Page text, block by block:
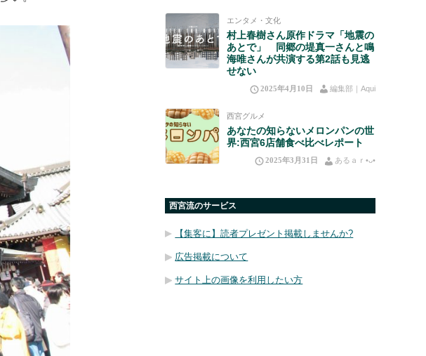
エンタメ・文化
村上春樹さん原作ドラマ「地震の
あとで」 同郷の堤真一さんと鳴
海唯さんが共演する第2話も見逃
せない
2025年4月10日 編集部｜Aqui
西宮グルメ
あなたの知らないメロンパンの世
界:西宮6店舗食べ比べレポート
2025年3月31日 あるａｒ•⁠ᴗ⁠•⁠
西宮流のサービス
【集客に】読者プレゼント掲載しませんか?
広告掲載について
サイト上の画像を利用したい方